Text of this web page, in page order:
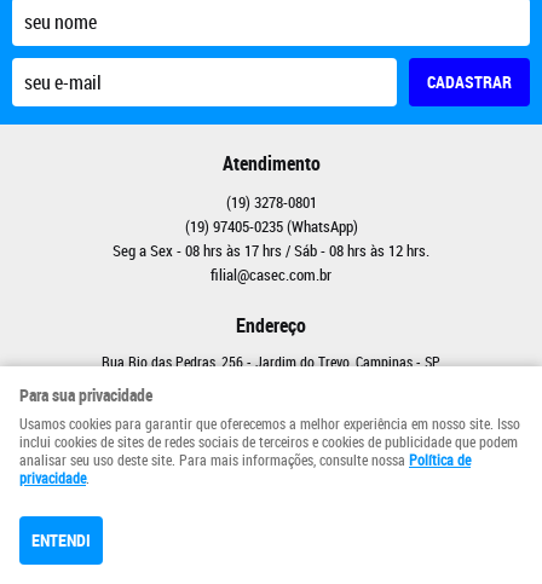
CADASTRAR
Atendimento
(19) 3278-0801
(19) 97405-0235(WhatsApp)
Seg a Sex - 08 hrs às 17 hrs / Sáb - 08 hrs às 12 hrs.
filial@casec.com.br
Endereço
Rua Rio das Pedras, 256-Jardim do Trevo, Campinas-SP
Para sua privacidade
Usamos cookies para garantir que oferecemos a melhor experiência em nosso site. Isso
inclui cookies de sites de redes sociais de terceiros e cookies de publicidade que podem
analisar seu uso deste site. Para mais informações, consulte nossa Política de
privacidade.
ENTENDI